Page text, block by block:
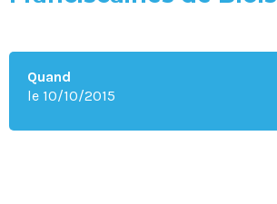
Quand
le 10/10/2015